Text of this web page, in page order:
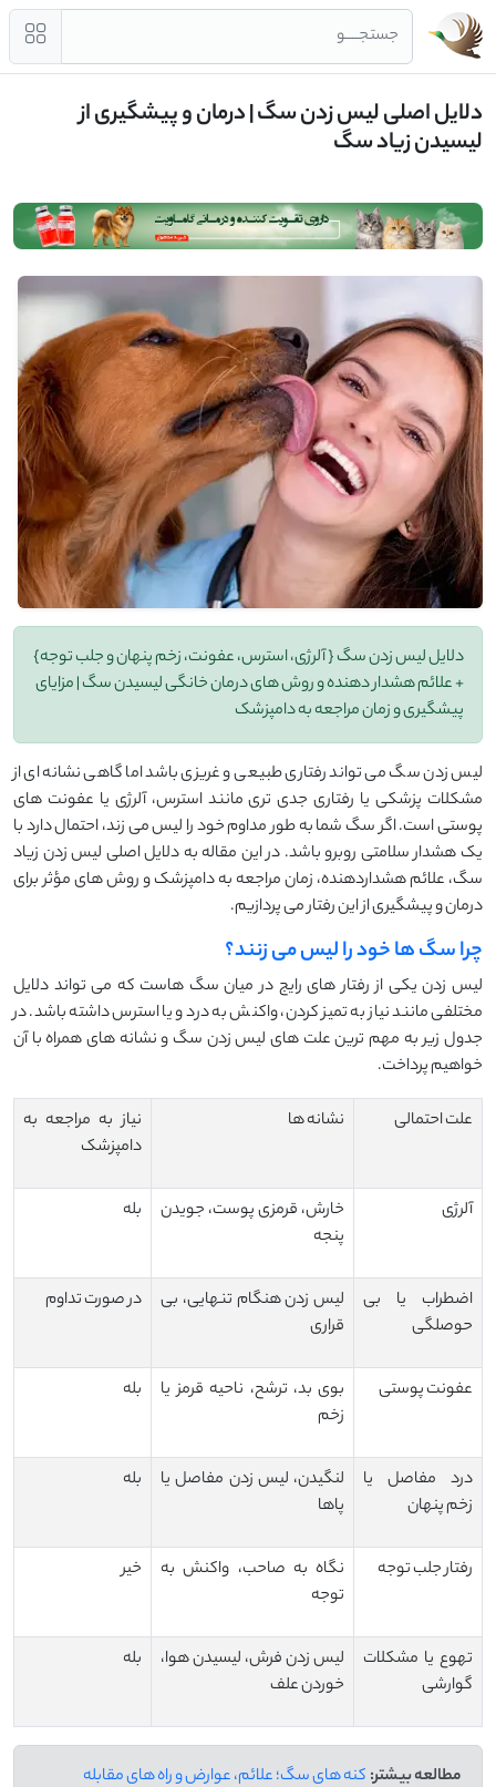
جستجــــو
دلایل اصلی لیس زدن سگ | درمان و پیشگیری از
لیسیدن زیاد سگ
دلایل لیس زدن سگ { آلرژی، استرس، عفونت، زخم پنهان و جلب توجه}
+ علائم هشدار دهنده و روش های درمان خانگی لیسیدن سگ | مزایای
پیشگیری و زمان مراجعه به دامپزشک
لیس زدن سگ می تواند رفتاری طبیعی و غریزی باشد اما گاهی نشانه ای از
مشکلات پزشکی یا رفتاری جدی تری مانند استرس، آلرژی یا عفونت های
پوستی است. اگر سگ شما به طور مداوم خود را لیس می زند، احتمال دارد با
یک هشدار سلامتی روبرو باشد. در این مقاله به دلایل اصلی لیس زدن زیاد
سگ، علائم هشداردهنده، زمان مراجعه به دامپزشک و روش های مؤثر برای
درمان و پیشگیری از این رفتار می پردازیم.
چرا سگ ها خود را لیس می زنند؟
لیس زدن یکی از رفتار های رایج در میان سگ هاست که می تواند دلایل
مختلفی مانند نیاز به تمیز کردن، واکنش به درد و یا استرس داشته باشد. در
جدول زیر به مهم ترین علت های لیس زدن سگ و نشانه های همراه با آن
خواهیم پرداخت.
علت احتمالی نشانه ها
نیاز به مراجعه به
دامپزشک
آلرژی
خارش، قرمزی پوست، جویدن
پنجه
بله
اضطراب یا بی
حوصلگی
لیس زدن هنگام تنهایی، بی
قراری
در صورت تداوم
عفونت پوستی
بوی بد، ترشح، ناحیه قرمز یا
زخم
بله
درد مفاصل یا
زخم پنهان
لنگیدن، لیس زدن مفاصل یا
پاها
بله
رفتار جلب توجه
نگاه به صاحب، واکنش به
توجه
خیر
تهوع یا مشکلات
گوارشی
لیس زدن فرش، لیسیدن هوا،
خوردن علف
بله
مطالعه بیشتر: کنه های سگ؛ علائم، عوارض و راه های مقابله